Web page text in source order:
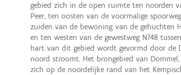
gebied zich in de open ruimte ten noorden
Peer, ten oosten van de voormalige
zuiden van de bewoning van de gehuchten
en ten westen van de gewestweg N748
hart van dit gebied wordt gevormd door de
noord stroomt. Het brongebied van
zich op de noordelijke rand van het